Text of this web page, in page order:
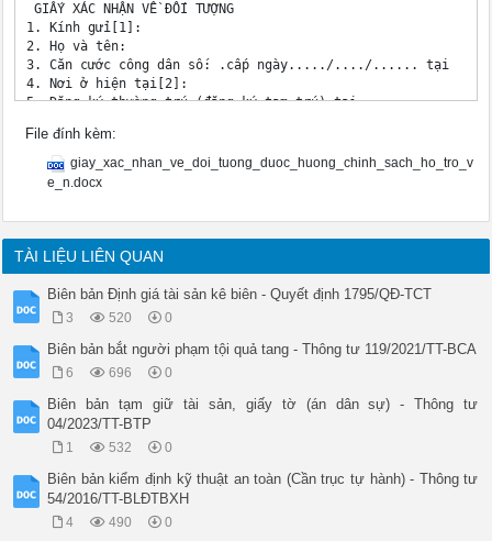
GIẤY XÁC NHẬN VỀ ĐỐI TƯỢNG
1. Kính gửi[1]:
2. Họ và tên:
3. Căn cước công dân số: .cấp ngày...../..../...... tại
4. Nơi ở hiện tại[2]:
5. Đăng ký thường trú (đăng ký tạm trú) tại: ....... ..
7. Là đối tượng[3] .. Tôi
xin cam đoan những lời khai trên là đúng sự thực và hoàn
(Ký và ghi rõ họ tên)
Xác nhận của cơ quan, đơn vị, doanh
nghiệp[4]
Ông/Bà là đối
tượng[5] .....
(Ký tên, đóng dấu) [1] - Ủy ban nhân dân cấp xã nơi đăng
thực hiện việc xác nhận trong trường hợp: đối tượng quy
- Cơ quan quản lý nhà ở công vụ của người kê khai trong
định tại khoản 9 Điều 76 của Luật Nhà ở.
- Đại học, học viện, trường đại học, cao đẳng, dạy nghề,
biệt theo quy định của pháp luật thực hiện việc xác nhận
của Luật Nhà ở.
[2] Là nơi thường trú hoặc nơi tạm trú; trường hợp không
là nơi người kê khai đang thực tế sinh sống.
[3] Ghi rõ người kê khai là đối tượng:
- Đối tượng đã trả lại nhà ở công vụ theo quy định, trừ
File đính kèm:
giay_xac_nhan_ve_doi_tuong_duoc_huong_chinh_sach_ho_tro_v
e_n.docx
TÀI LIỆU LIÊN QUAN
Biên bản Định giá tài sản kê biên - Quyết định 1795/QĐ-TCT
3 520 0
Biên bản bắt người phạm tội quả tang - Thông tư 119/2021/TT-BCA
6 696 0
Biên bản tạm giữ tài sản, giấy tờ (án dân sự) - Thông tư
04/2023/TT-BTP
1 532 0
Biên bản kiểm định kỹ thuật an toàn (Cần trục tự hành) - Thông tư
54/2016/TT-BLĐTBXH
4 490 0